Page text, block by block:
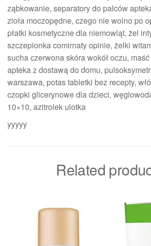
ząbkowanie, separatory do palców
zioła moczopędne, czego nie wolno po
płatki kosmetyczne dla niemowląt, żel
szczepionka comirnaty opinie, żelki
sucha czerwona skóra wokół oczu,
apteka z dostawą do domu,
warszawa, potas tabletki bez recepty,
czopki glicerynowe dla dzieci,
10×10, azitrolek ulotka
yyyyy
Related